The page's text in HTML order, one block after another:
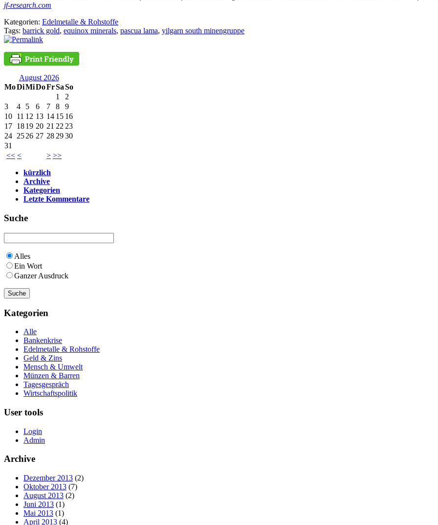
jf-research.com
Kategorien: Edelmetalle & Rohstoffe
Tags: barrick gold, equinox minerals, pascua lama, yilgarn south minengruppe
August 2026
MoDiMiDoFrSaSo
<< < > >>
1
2
3
4 5 6 7 8
9
10 11 12 13 14 15 16
17 1819 20 21 22 23
24 2526 27 28 2930
31
kürzlich
Archive
Kategorien
Letzte Kommentare
Suche
Alles
Ein Wort
Ganzer Ausdruck
Kategorien
Alle
Bankenkrise
Edelmetalle & Rohstoffe
Geld & Zins
Mensch & Umwelt
Münzen & Barren
Tagesgespräch
Wirtschaftspolitik
User tools
Login
Admin
Archive
Dezember 2013 (2)
Oktober 2013 (7)
August 2013 (2)
Juni 2013 (1)
Mai 2013 (1)
April 2013 (4)